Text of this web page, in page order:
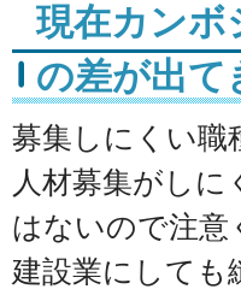
現在カンボ
の差が出て
募集しにくい職
人材募集がし
はないので注意
建設業にしても